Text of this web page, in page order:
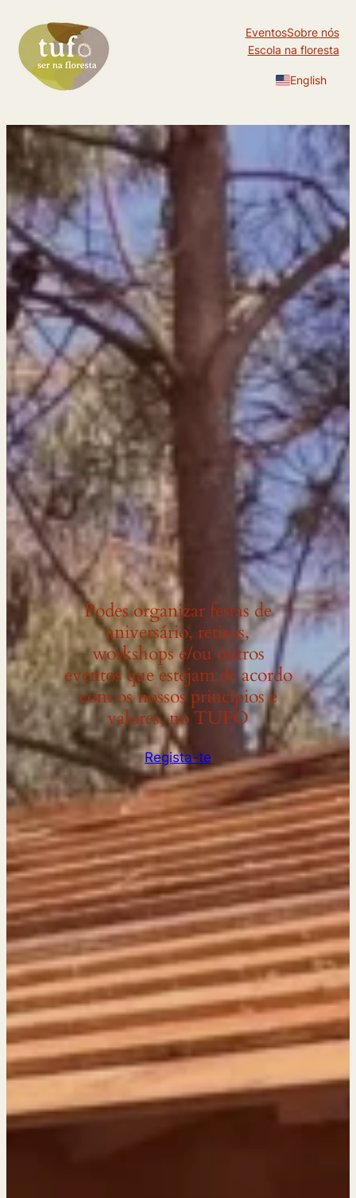
para
conteúdo
EventosSobre nós
Escola na floresta
English
Podes organizar festas de
aniversário, retiros,
workshops e/ou outros
eventos que estejam de acordo
com os nossos princípios e
valores, no TUFO
Regista-te